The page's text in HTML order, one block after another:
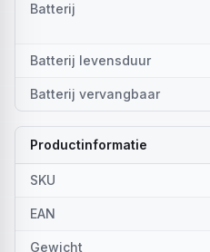
Batterij
Batterij levensduur
Batterij vervangbaar
Productinformatie
SKU
EAN
Gewicht